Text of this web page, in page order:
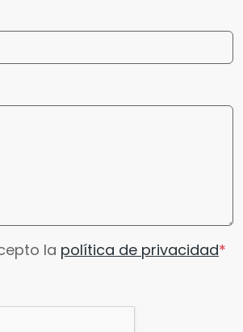
la política de privacidad